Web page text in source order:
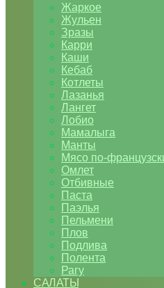
Жаркое
Жульен
Зразы
Карри
Каши
Кебаб
Котлеты
Лазанья
Лангет
Лобио
Мамалыга
Манты
Мясо по-
Омлет
Отбивные
Паста
Паэлья
Пельмени
Плов
Подлива
Полента
Рагу
САЛАТЫ